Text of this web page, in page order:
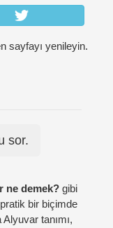
sayfayı yenileyin.
sor.
ne demek? gibi
bir biçimde
tanımı,